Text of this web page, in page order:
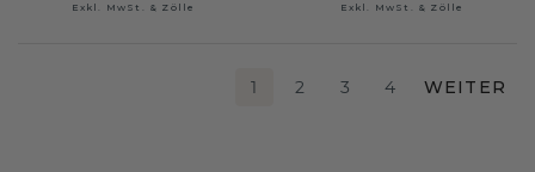
Exkl. MwSt. & Zölle Exkl. MwSt. & Zölle
1 2 3 4 WEITER